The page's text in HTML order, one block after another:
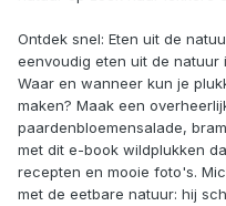
Ontdek snel: Eten uit de
eenvoudig eten uit de natuur
Waar en wanneer kun je
maken? Maak een
paardenbloemensalade,
met dit e-book wildplukken
recepten en mooie foto's.
met de eetbare natuur: hij